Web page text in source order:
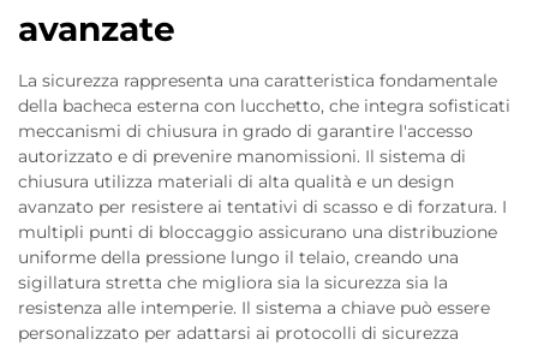
avanzate
La sicurezza rappresenta una caratteristica fondamentale
della bacheca esterna con lucchetto, che integra sofisticati
meccanismi di chiusura in grado di garantire l'accesso
autorizzato e di prevenire manomissioni. Il sistema di
chiusura utilizza materiali di alta qualità e un design
avanzato per resistere ai tentativi di scasso e di forzatura. I
multipli punti di bloccaggio assicurano una distribuzione
uniforme della pressione lungo il telaio, creando una
sigillatura stretta che migliora sia la sicurezza sia la
resistenza alle intemperie. Il sistema a chiave può essere
personalizzato per adattarsi ai protocolli di sicurezza